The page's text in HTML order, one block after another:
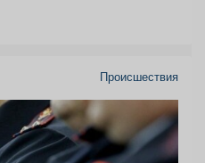
Происшествия